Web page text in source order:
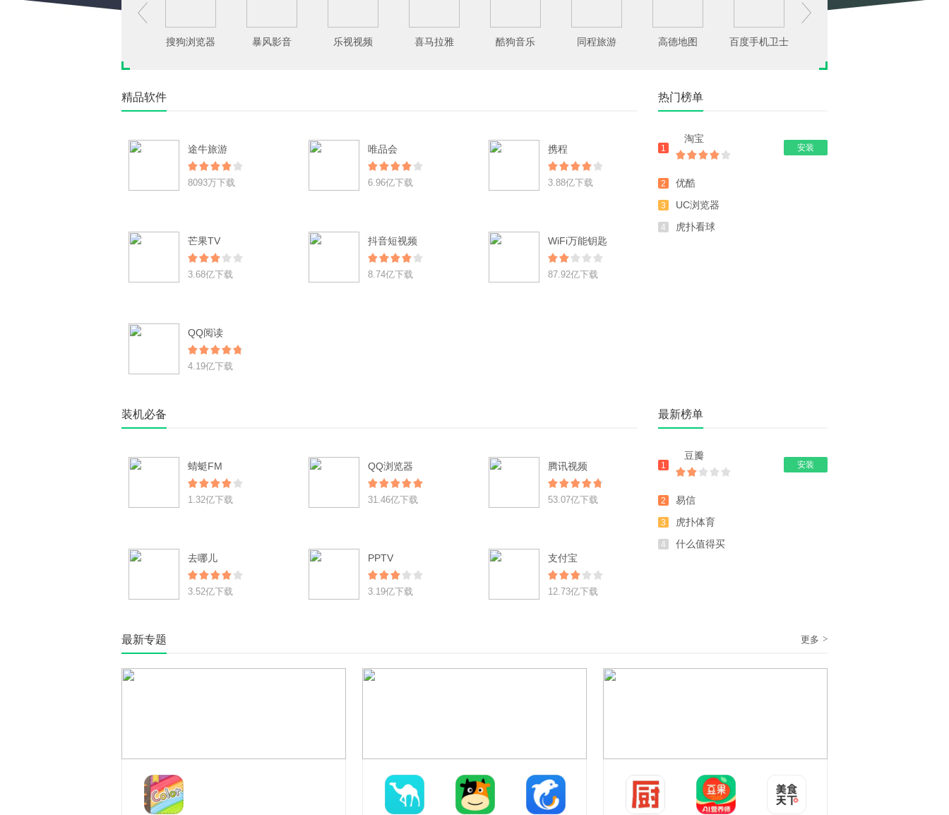
搜狗浏览器 暴风影音 乐视视频 喜马拉雅 酷狗音乐 同程旅游 高德地图 百度手机卫士
 
精品软件
途牛旅游
8093万下载
唯品会
6.96亿下载
携程
3.88亿下载
芒果TV
3.68亿下载
抖音短视频
8.74亿下载
WiFi万能钥匙
87.92亿下载
QQ阅读
4.19亿下载
热门榜单
1
淘宝
安装
2 优酷
3 UC浏览器
4 虎扑看球
装机必备
蜻蜓FM
1.32亿下载
QQ浏览器
31.46亿下载
腾讯视频
53.07亿下载
去哪儿
3.52亿下载
PPTV
3.19亿下载
支付宝
12.73亿下载
最新榜单
1
豆瓣
安装
2 易信
3 虎扑体育
4 什么值得买
最新专题 更多 >